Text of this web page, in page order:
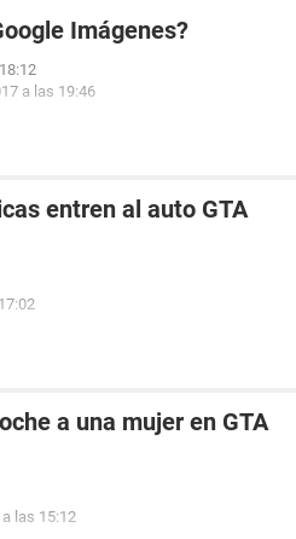
Imágenes?
a las 19:46
entren al auto GTA
a una mujer en GTA
las 15:12